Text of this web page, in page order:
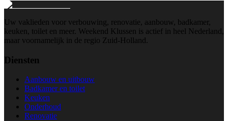
Uw vaklieden voor verbouwing, renovatie, aanbouw, badkamer,
keuken, toilet en meer. Weekend Klussen is actief in heel Nederland,
maar voornamelijk in de regio Zuid-Holland.
Diensten
Aanbouw en uitbouw
Badkamer en toilet
Keuken
Onderhoud
Renovatie